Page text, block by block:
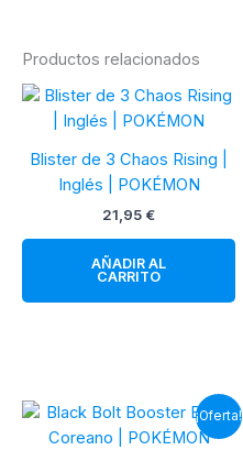
Productos relacionados
Blister de 3 Chaos Rising |
Inglés | POKÉMON
21,95 €
AÑADIR AL
CARRITO
¡Oferta!